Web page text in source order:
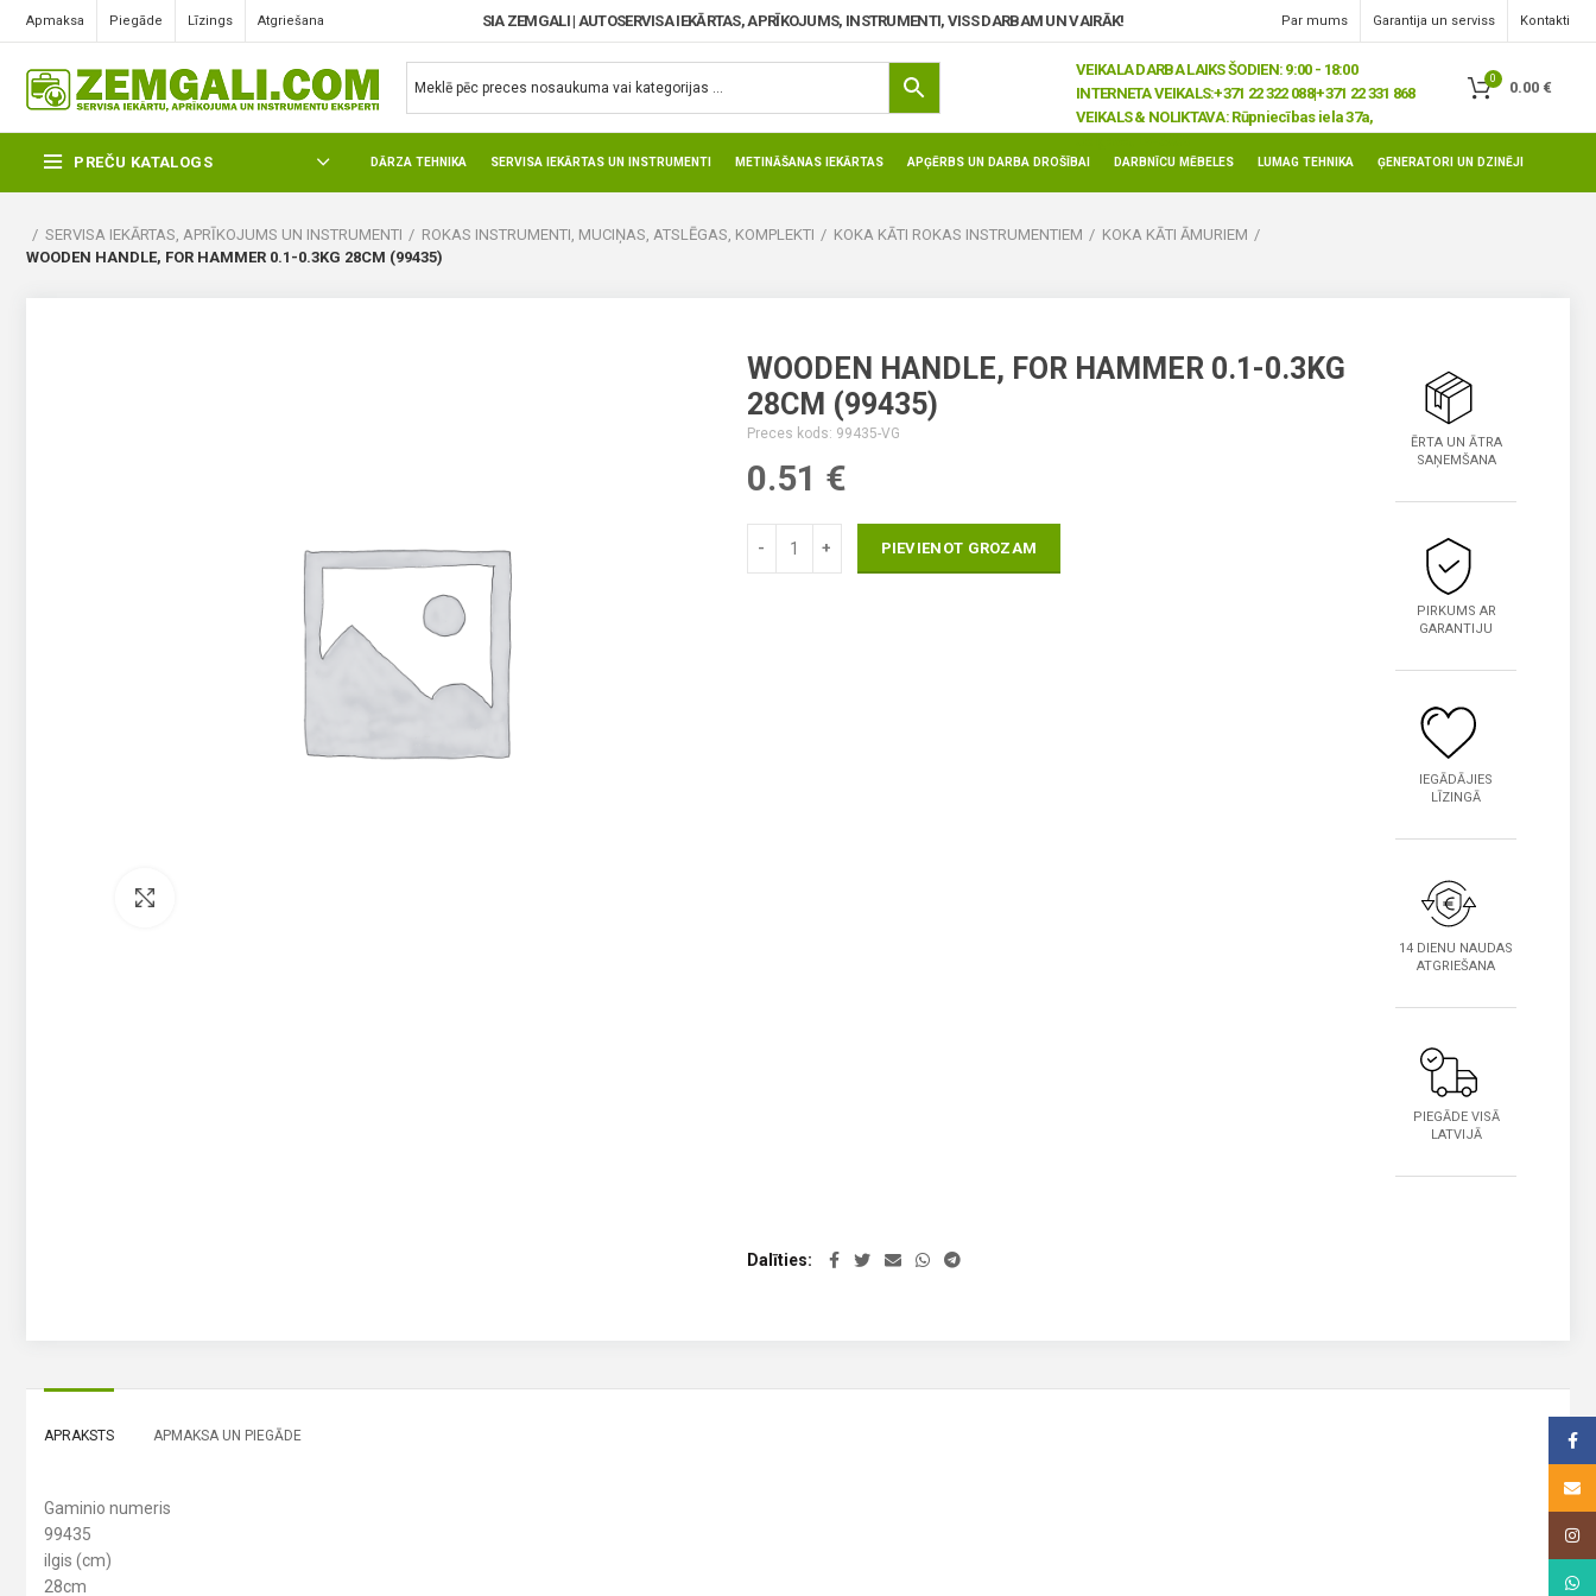
Apmaksa Piegāde Līzings Atgriešana SIA ZEMGALI | AUTOSERVISA IEKĀRTAS, APRĪKOJUMS, INSTRUMENTI, VISS DARBAM UN VAIRĀK! Par mums Garantija un serviss Kontakti
VEIKALA DARBA LAIKS ŠODIEN: 9:00 - 18:00
INTERNETA VEIKALS:+371 22 322 088|+371 22 331 868
VEIKALS & NOLIKTAVA: Rūpniecības iela 37a,
0
0.00 €
PREČU KATALOGS DĀRZA TEHNIKA SERVISA IEKĀRTAS UN INSTRUMENTI METINĀŠANAS IEKĀRTAS APĢĒRBS UN DARBA DROŠĪBAI DARBNĪCU MĒBELES LUMAG TEHNIKA ĢENERATORI UN DZINĒJI
SERVISA IEKĀRTAS, APRĪKOJUMS UN INSTRUMENTI ROKAS INSTRUMENTI, MUCIŅAS, ATSLĒGAS, KOMPLEKTI KOKA KĀTI ROKAS INSTRUMENTIEM
KOKA KĀTI ĀMURIEM
WOODEN HANDLE, FOR HAMMER 0.1-0.3KG 28CM (99435)
WOODEN HANDLE, FOR HAMMER 0.1-0.3KG
28CM (99435)
Preces kods: 99435-VG
0.51 €
PIEVIENOT GROZAM
Dalīties
ĒRTA UN ĀTRA
SAŅEMŠANA
PIRKUMS AR
GARANTIJU
IEGĀDĀJIES
LĪZINGĀ
14 DIENU NAUDAS
ATGRIEŠANA
PIEGĀDE VISĀ
LATVIJĀ
APRAKSTS APMAKSA UN PIEGĀDE
Gaminio numeris
99435
ilgis (cm)
28cm
Email